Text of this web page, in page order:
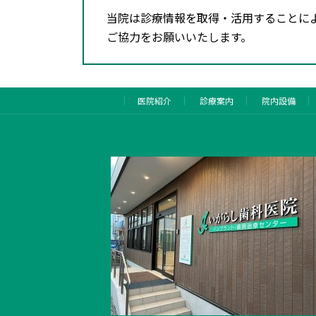
当院は診療情報を取得・活用すること
ご協力をお願いいたします。
医院紹介 診療案内 院内設備